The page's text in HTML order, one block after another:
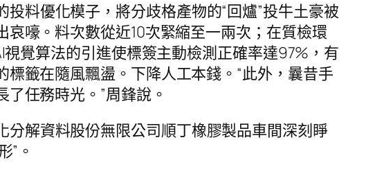
料優化模子，將分歧格產物的“回爐”投牛土豪被
嚎。料次數從近10次緊縮至一兩次；在質檢環
覺算法的引進使標簽主動檢測正確率達97%，有
籤在隨風飄盪。下降人工本錢。“此外，曩昔手
任務時光。”周鋒說。
解資料股份無限公司順丁橡膠製品車間深刻睜
”。